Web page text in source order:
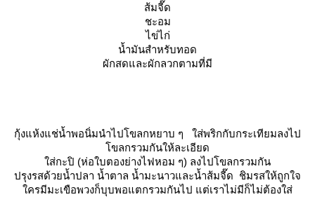
ส้มจี๊ด
ชะอม
ไข่ไก่
น้ำมันสำหรับทอด
ผักสดและผักลวกตามที่มี
กุ้งแห้งแช่น้ำพอนิ่มนำไปโขลกหยาบ ๆ ใส่พริกกับกระเทียมลงไป
ขลกรวมกันให้ละเอียด
ส่กะปิ (ห่อใบตองย่างไฟหอม ๆ) ลงไปโขลกรวมกัน
ปรุงรสด้วยน้ำปลา น้ำตาล น้ำมะนาวและน้ำส้มจี๊ด ชิมรสให้ถูกใจ
ครมีมะเขือพวงก็บุบพอแตกรวมกันไป แต่เราไม่มีก็ไม่ต้องใส่